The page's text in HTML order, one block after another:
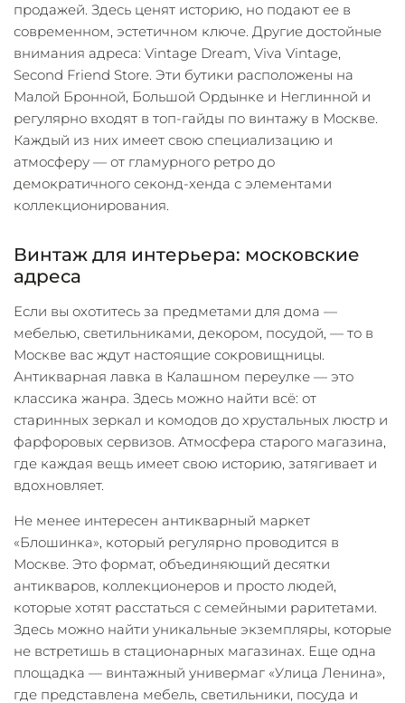
продажей. Здесь ценят историю, но подают ее в
современном, эстетичном ключе. Другие достойные
внимания адреса: Vintage Dream, Viva Vintage,
Second Friend Store. Эти бутики расположены на
Малой Бронной, Большой Ордынке и Неглинной и
регулярно входят в топ-гайды по винтажу в Москве.
Каждый из них имеет свою специализацию и
атмосферу — от гламурного ретро до
демократичного секонд-хенда с элементами
коллекционирования.
Винтаж для интерьера: московские
адреса
Если вы охотитесь за предметами для дома —
мебелью, светильниками, декором, посудой, — то в
Москве вас ждут настоящие сокровищницы.
Антикварная лавка в Калашном переулке — это
классика жанра. Здесь можно найти всё: от
старинных зеркал и комодов до хрустальных люстр и
фарфоровых сервизов. Атмосфера старого магазина,
где каждая вещь имеет свою историю, затягивает и
вдохновляет.
Не менее интересен антикварный маркет
«Блошинка», который регулярно проводится в
Москве. Это формат, объединяющий десятки
антикваров, коллекционеров и просто людей,
которые хотят расстаться с семейными раритетами.
Здесь можно найти уникальные экземпляры, которые
не встретишь в стационарных магазинах. Еще одна
площадка — винтажный универмаг «Улица Ленина»,
где представлена мебель, светильники, посуда и